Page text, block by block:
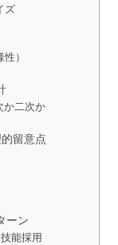
ズ
）
か二次か
留意点
ーン
能採用